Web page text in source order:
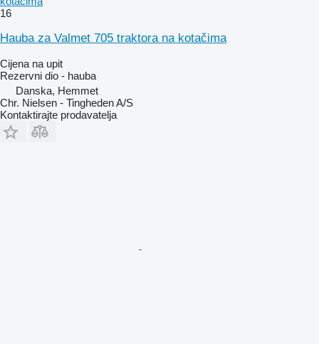
16
Hauba za Valmet 705 traktora na kotačima
Cijena na upit
Rezervni dio - hauba
Danska, Hemmet
Chr. Nielsen - Tingheden A/S
Kontaktirajte prodavatelja